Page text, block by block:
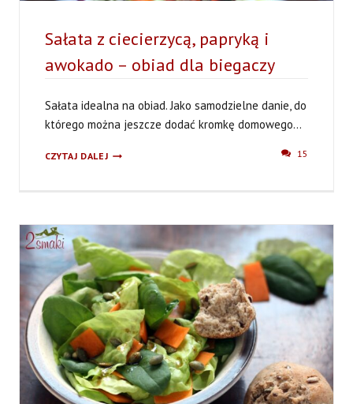
15
Sałata z ciecierzycą, papryką i
awokado – obiad dla biegaczy
Sałata idealna na obiad. Jako samodzielne danie, do
którego można jeszcze dodać kromkę domowego...
CZYTAJ DALEJSAŁATA
AWOKADO
OBIAD
DLA
BIEGACZY